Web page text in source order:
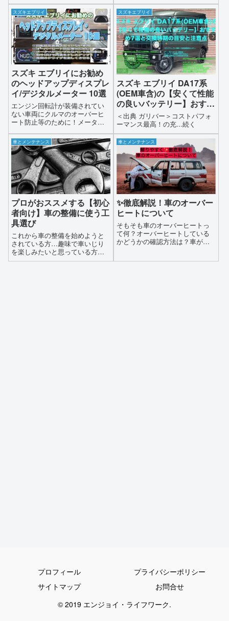
解説します
すyoutubeを見るとユーザー車検
の受験の仕方がたくさんアップ
されています…しかしもっと具
体的にどこをどの様に検査して
いるのか
スズキエブリイ
スズキ エブリイにお勧め
のヘッドアップディスプレ
イ/デジタルメーター 10選
エンジン回転計が装備されてい
ない車両にクルマのオーバーヒ
ート防止等のために！メーター
り付けて内装をドレスアップ！
夜間のドライブを楽しくさせる
デジタルメーター
スズキエブリイ
スズキ エブリイ DA17系
(OEM車含)の【安くて性能
の良いバッテリー】おすす
め7選と交換時期の目安と
注意点
＜出典 ガリバー＞コストパフォ
ーマンス最高！の充...続く
車とメンテナンス
プロがおススメする【初心
者向け】車の整備に使う工
具選び
これから車の整備を始めようと
されている方…趣味で車いじり
を楽しみたいと思っている方…
自分の車を点検したり修理する
車とメンテナンス
✨徹底解説！車のオーバー
ヒートについて
そもそも車のオーバーヒートっ
て何？オーバーヒートしている
かどうかの確認方法は？車がオ
プロフィール
プライバシーポリシー
サイトマップ
お問合せ
© 2019 エンジョイ・ライフワーク.